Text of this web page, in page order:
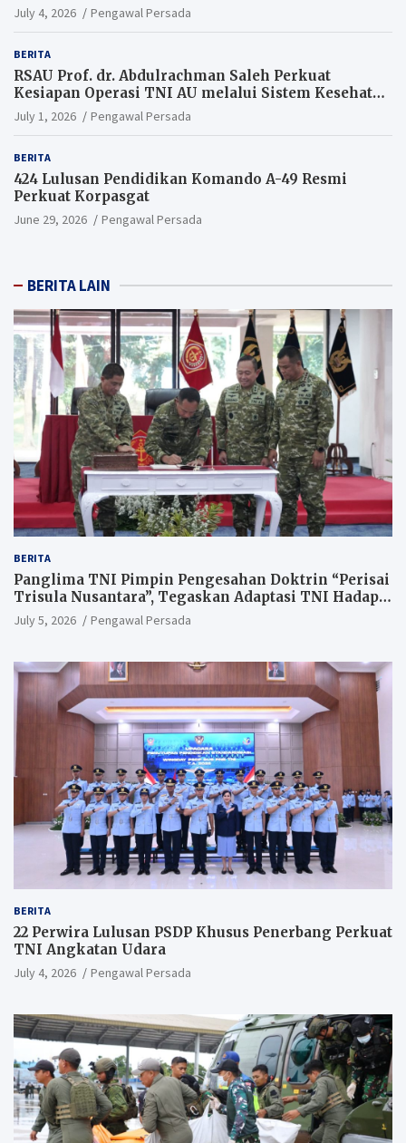
July 4, 2026 Pengawal Persada
BERITA
RSAU Prof. dr. Abdulrachman Saleh Perkuat
Kesiapan Operasi TNI AU melalui Sistem Kesehatan
Andal
July 1, 2026 Pengawal Persada
BERITA
424 Lulusan Pendidikan Komando A-49 Resmi
Perkuat Korpasgat
June 29, 2026 Pengawal Persada
BERITA LAIN
BERITA
Panglima TNI Pimpin Pengesahan Doktrin “Perisai
Trisula Nusantara”, Tegaskan Adaptasi TNI Hadapi
Perang Modern
July 5, 2026 Pengawal Persada
BERITA
22 Perwira Lulusan PSDP Khusus Penerbang Perkuat
TNI Angkatan Udara
July 4, 2026 Pengawal Persada